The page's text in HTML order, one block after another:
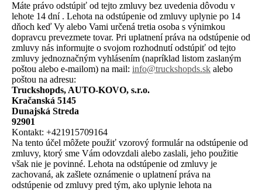
Máte právo odstúpiť od tejto zmluvy bez uvedenia dôvodu v
lehote 14 dní . Lehota na odstúpenie od zmluvy uplynie po 14
dňoch keď Vy alebo Vami určená tretia osoba s výnimkou
dopravcu prevezmete tovar. Pri uplatnení práva na odstúpenie od
zmluvy nás informujte o svojom rozhodnutí odstúpiť od tejto
zmluvy jednoznačným vyhlásením (napríklad listom zaslaným
poštou alebo e-mailom) na mail: info@truckshopds.sk alebo
poštou na adresu:
Truckshopds, AUTO-KOVO, s.r.o.
Kračanská 5145
Dunajská Streda
92901
Kontakt: +421915709164
Na tento účel môžete použiť vzorový formulár na odstúpenie od
zmluvy, ktorý sme Vám odovzdali alebo zaslali, jeho použitie
však nie je povinné. Lehota na odstúpenie od zmluvy je
zachovaná, ak zašlete oznámenie o uplatnení práva na
odstúpenie od zmluvy pred tým, ako uplynie lehota na